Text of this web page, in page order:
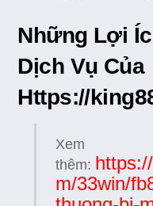
Những Lợi
Dịch Vụ Của
Https://
Xem
thêm:
m/33win/